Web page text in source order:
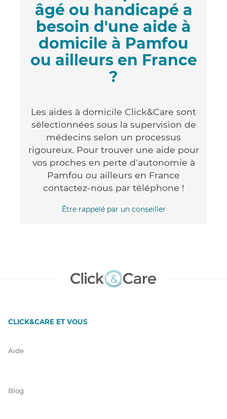
âgé ou handicapé a
besoin d'une aide à
domicile à Pamfou
ou ailleurs en France
?
Les aides à domicile Click&Care sont
sélectionnées sous la supervision de
médecins selon un processus
rigoureux. Pour trouver une aide pour
vos proches en perte d'autonomie à
Pamfou ou ailleurs en France
contactez-nous par téléphone !
Être rappelé par un conseiller
CLICK&CARE ET VOUS
Aide
Blog